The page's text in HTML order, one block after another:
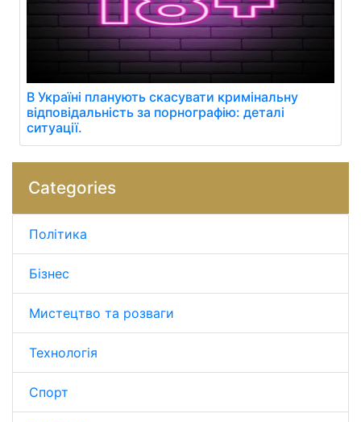
В Україні планують скасувати кримінальну
відповідальність за порнографію: деталі
ситуації.
Categories
Політика
Бізнес
Мистецтво та розваги
Технологія
Спорт